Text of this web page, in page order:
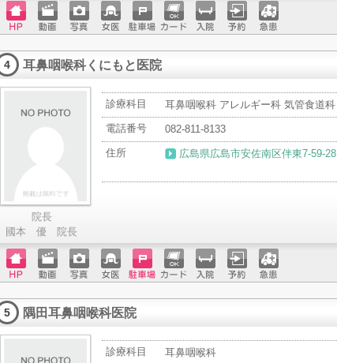
ホーム
ページ
動画 写真 女医 駐車場クレジ
ットカ
ード
入院 予約 急患
4 耳鼻咽喉科くにもと医院
院長
國本 優 院長
診療科目
耳鼻咽喉科 アレルギー科 気管食道科
電話番号
082-811-8133
住所
広島県広島市安佐南区伴東7-59-28
ホーム
ページ
動画 写真 女医 駐車場クレジ
ットカ
入院 予約 急患
5 隅田耳鼻咽喉科医院
診療科目
耳鼻咽喉科